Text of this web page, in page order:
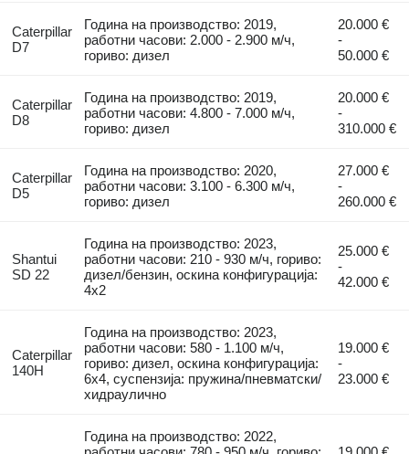
Caterpillar
D7
Година на производство: 2019,
работни часови: 2.000 - 2.900 м/ч,
гориво: дизел
20.000 €
-
50.000 €
Caterpillar
D8
Година на производство: 2019,
работни часови: 4.800 - 7.000 м/ч,
гориво: дизел
20.000 €
-
310.000 €
Caterpillar
D5
Година на производство: 2020,
работни часови: 3.100 - 6.300 м/ч,
гориво: дизел
27.000 €
-
260.000 €
Shantui
SD 22
Година на производство: 2023,
работни часови: 210 - 930 м/ч, гориво:
дизел/бензин, оскина конфигурација:
4x2
25.000 €
-
42.000 €
Caterpillar
140H
Година на производство: 2023,
работни часови: 580 - 1.100 м/ч,
гориво: дизел, оскина конфигурација:
6x4, суспензија: пружина/пневматски/
хидраулично
19.000 €
-
23.000 €
Година на производство: 2022,